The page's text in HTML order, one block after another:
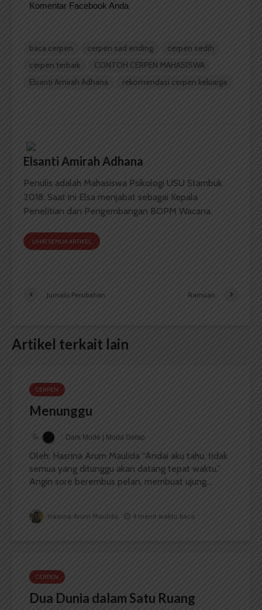
Komentar Facebook Anda
baca cerpen cerpen sad ending
cerpen sedih
cerpen terbaik
CONTOH CERPEN MAHASISWA
Elsanti Amirah Adhana
rekomendasi cerpen keluarga
Elsanti Amirah Adhana
Penulis adalah Mahasiswa Psikologi USU Stambuk
2018. Saat ini Elsa menjabat sebagai Kepala
Penelitian dan Pengembangan BOPM Wacana.
LIHAT SEMUA ARTIKEL
Jurnalis Perubahan Ramuan
Artikel terkait lain
CERPEN
Menunggu
Dark Mode | Moda Gelap
Oleh: Hasrina Arum Maulida “Andai aku tahu, tidak
semua yang ditunggu akan datang tepat waktu.”
Angin sore berembus pelan, membuat ujung...
Hasrina Arum Maulida 4 menit waktu baca
CERPEN
Dua Dunia dalam Satu Ruang